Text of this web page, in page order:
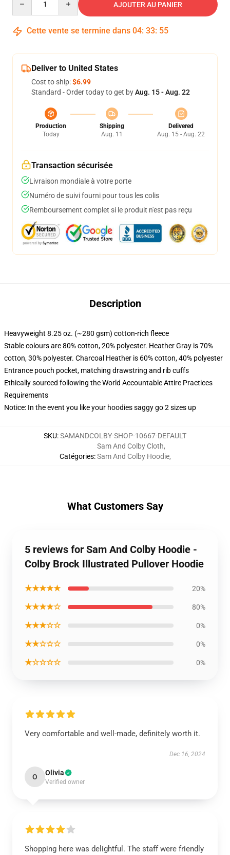
AJOUTER AU PANIER
Cette vente se termine dans 04: 33: 54
Deliver to United States
Cost to ship:$6.99
Standard - Order today to get byAug. 15 - Aug. 22
Production
Today
Shipping
Aug. 11
Delivered
Aug. 15 - Aug. 22
Transaction sécurisée
Livraison mondiale à votre porte
Numéro de suivi fourni pour tous les colis
Remboursement complet si le produit n'est pas reçu
Description
Heavyweight 8.25 oz. (~280 gsm) cotton-rich fleece
Stable colours are 80% cotton, 20% polyester. Heather Gray is 70%
cotton, 30% polyester. Charcoal Heather is 60% cotton, 40% polyester
Entrance pouch pocket, matching drawstring and rib cuffs
Ethically sourced following the World Accountable Attire Practices
Requirements
Notice: In the event you like your hoodies saggy go 2 sizes up
SKU:SAMANDCOLBY-SHOP-10667-DEFAULT
Catégories:
Sam And Colby Cloth,
Sam And Colby Hoodie,
What Customers Say
5 reviews for Sam And Colby Hoodie -
Colby Brock Illustrated Pullover Hoodie
★★★★★ 20%
★★★★☆ 80%
★★★☆☆ 0%
★★☆☆☆ 0%
★☆☆☆☆ 0%
Very comfortable and well-made, definitely worth it.
Dec 16, 2024
O Olivia
Verified owner
Shopping here was delightful. The staff were friendly